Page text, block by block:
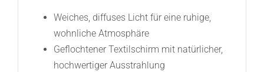
Weiches, diffuses Licht für eine ruhige,
wohnliche Atmosphäre
Geflochtener Textilschirm mit natürlicher,
hochwertiger Ausstrahlung